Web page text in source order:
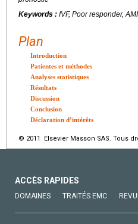
Keywords : IVF, Poor responder,
Plan
Introduction
Patientes et méthodes
Analyses statistiques
Résultats
Discussion
Conclusion
Déclaration d’intérêts
© 2011 Elsevier Masson SAS. Tous
ACCÈS RAPIDES
DOMAINES TRAITÉS EMC